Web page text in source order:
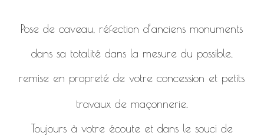
Pose de caveau, réfection d’anciens monuments
dans sa totalité dans la mesure du possible,
remise en propreté de votre concession et petits
travaux de maçonnerie.
Toujours à votre écoute et dans le souci de